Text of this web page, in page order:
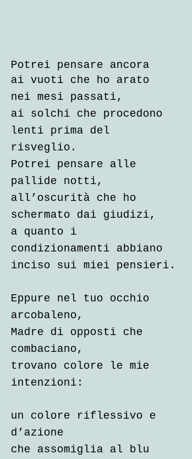
Potrei pensare ancora
ai vuoti che ho arato
nei mesi passati,
ai solchi che procedono
lenti prima del
risveglio.
Potrei pensare alle
pallide notti,
all’oscurità che ho
schermato dai giudizi,
a quanto i
condizionamenti abbiano
inciso sui miei pensieri.
Eppure nel tuo occhio
arcobaleno,
Madre di opposti che
combaciano,
trovano colore le mie
intenzioni:
un colore riflessivo e
d’azione
che assomiglia al blu